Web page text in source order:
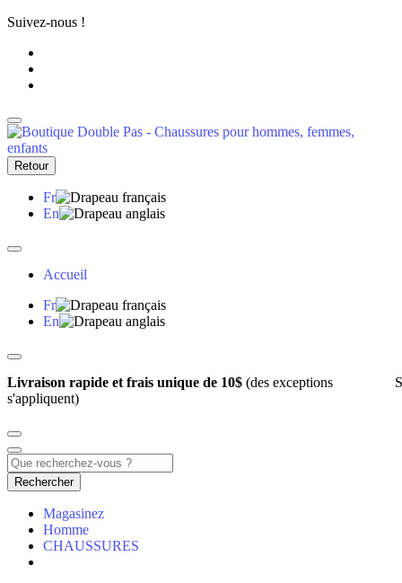
Suivez-nous !
Retour
Fr
En
Accueil
Fr
En
Livraison rapide et frais unique de 10$ (des exceptions
s'appliquent)
Rechercher
Magasinez
Homme
CHAUSSURES